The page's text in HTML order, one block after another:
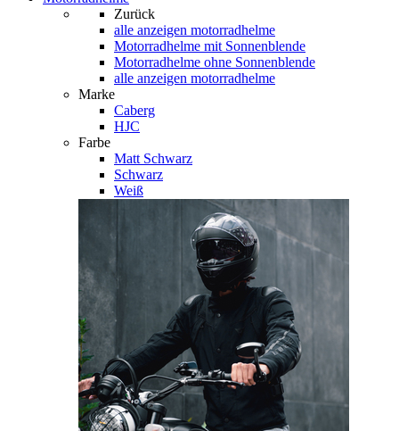
Zurück
alle anzeigen motorradhelme
Motorradhelme mit Sonnenblende
Motorradhelme ohne Sonnenblende
alle anzeigen motorradhelme
Marke
Caberg
HJC
Farbe
Matt Schwarz
Schwarz
Weiß